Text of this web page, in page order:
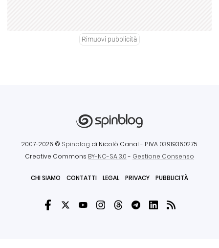
Rimuovi pubblicità
2007-2026 © Spinblog di Nicolò Canal - P.IVA 03919360275
Creative Commons BY-NC-SA 3.0- Gestione Consenso
CHI SIAMO CONTATTI LEGAL PRIVACY PUBBLICITÀ